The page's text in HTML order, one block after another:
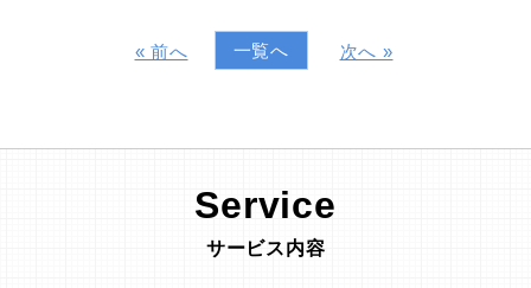
« 前へ 一覧へ 次へ »
Service
サービス内容